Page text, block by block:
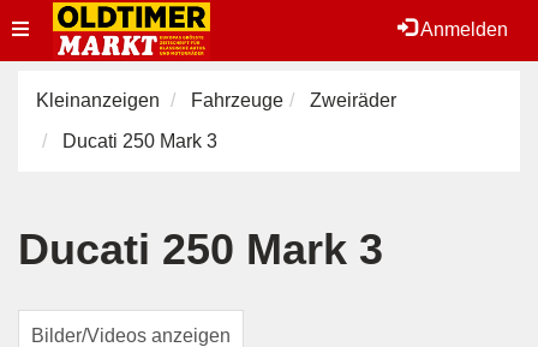
Anmelden
Toggle
navigation
Kleinanzeigen Fahrzeuge
Zweiräder
Ducati 250 Mark 3
Ducati 250 Mark 3
Bilder/Videos anzeigen